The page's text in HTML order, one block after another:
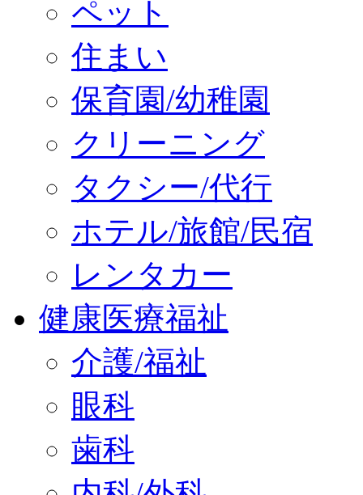
ペット
住まい
保育園/幼稚園
クリーニング
タクシー/代行
ホテル/旅館/民宿
レンタカー
健康医療福祉
介護/福祉
眼科
歯科